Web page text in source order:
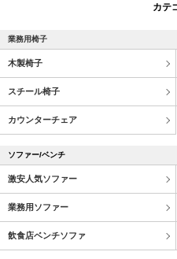
カテ
業務用椅子
木製椅子
スチール椅子
カウンターチェア
ソファー/ベンチ
激安人気ソファー
業務用ソファー
飲食店ベンチソファ